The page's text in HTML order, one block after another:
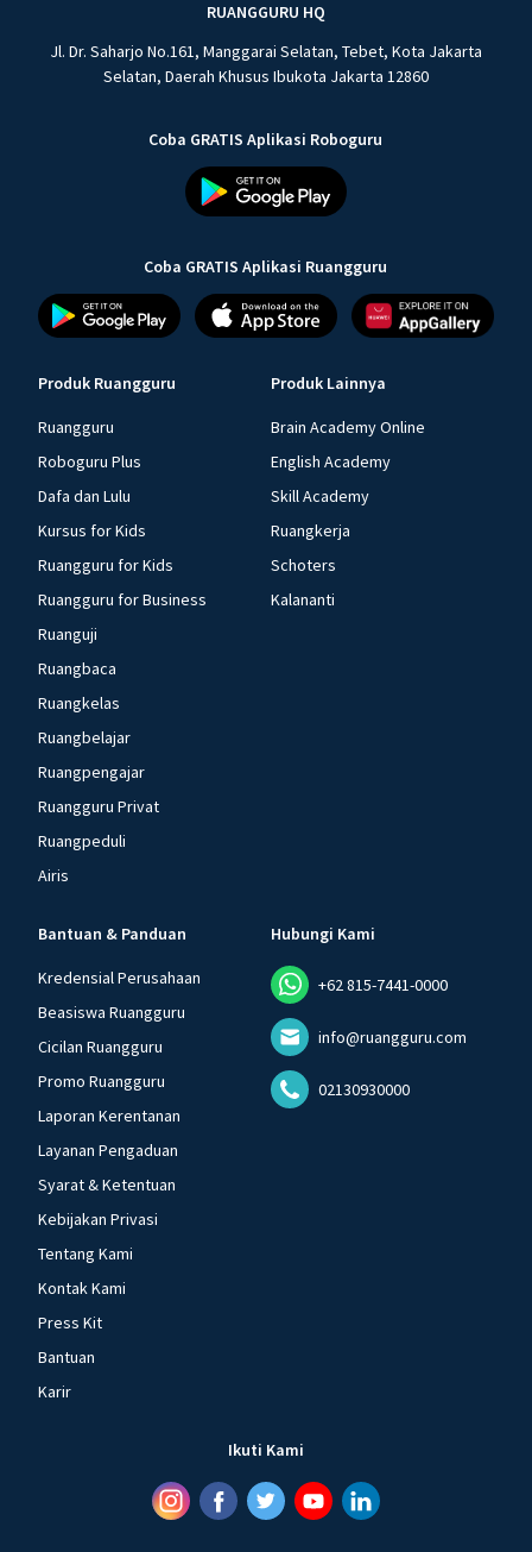
RUANGGURU HQ
Jl. Dr. Saharjo No.161, Manggarai Selatan, Tebet, Kota Jakarta
Selatan, Daerah Khusus Ibukota Jakarta 12860
Coba GRATIS Aplikasi Roboguru
Coba GRATIS Aplikasi Ruangguru
Produk Ruangguru
Ruangguru
Roboguru Plus
Dafa dan Lulu
Kursus for Kids
Ruangguru for Kids
Ruangguru for Business
Ruanguji
Ruangbaca
Ruangkelas
Ruangbelajar
Ruangpengajar
Ruangguru Privat
Ruangpeduli
Airis
Produk Lainnya
Brain Academy Online
English Academy
Skill Academy
Ruangkerja
Schoters
Kalananti
Bantuan & Panduan
Kredensial Perusahaan
Beasiswa Ruangguru
Cicilan Ruangguru
Promo Ruangguru
Laporan Kerentanan
Layanan Pengaduan
Syarat & Ketentuan
Kebijakan Privasi
Tentang Kami
Kontak Kami
Press Kit
Bantuan
Karir
Hubungi Kami
+62 815-7441-0000
info@ruangguru.com
02130930000
Ikuti Kami